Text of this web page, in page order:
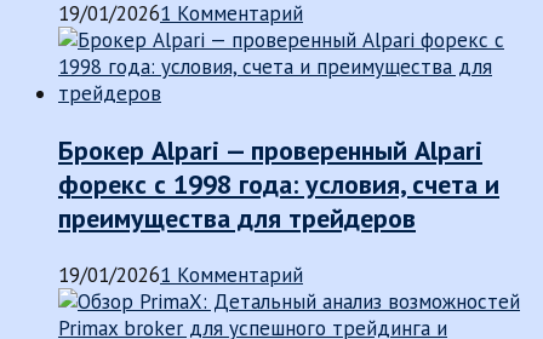
19/01/20261 Комментарий
Брокер Alpari — проверенный Alpari
форекс с 1998 года: условия, счета и
преимущества для трейдеров
19/01/20261 Комментарий